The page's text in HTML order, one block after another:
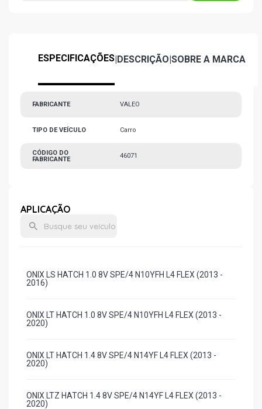
ESPECIFICAÇÕES|DESCRIÇÃO|SOBRE A MARCA
FABRICANTE VALEO
TIPO DE VEÍCULO Carro
CÓDIGO DO
FABRICANTE
46071
APLICAÇÃO
ONIX LS HATCH 1.0 8V SPE/4 N10YFH L4 FLEX (2013 -
2016)
ONIX LT HATCH 1.0 8V SPE/4 N10YFH L4 FLEX (2013 -
2020)
ONIX LT HATCH 1.4 8V SPE/4 N14YF L4 FLEX (2013 -
2020)
ONIX LTZ HATCH 1.4 8V SPE/4 N14YF L4 FLEX (2013 -
2020)